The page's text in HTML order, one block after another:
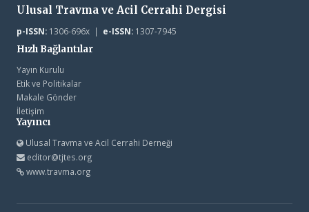
Ulusal Travma ve Acil Cerrahi Dergisi
p-ISSN:1306-696x | e-ISSN:1307-7945
Hızlı Bağlantılar
Yayın Kurulu
Etik ve Politikalar
Makale Gönder
İletişim
Yayıncı
Ulusal Travma ve Acil Cerrahi Derneği
editor@tjtes.org
www.travma.org